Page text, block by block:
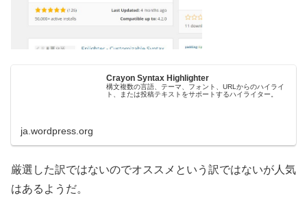
Crayon Syntax Highlighter
構文複数の言語、テーマ、フォント、URLからのハイライ
ト、または投稿テキストをサポートするハイライター。
ja.wordpress.org
厳選した訳ではないのでオススメという訳ではないが人気
はあるようだ。